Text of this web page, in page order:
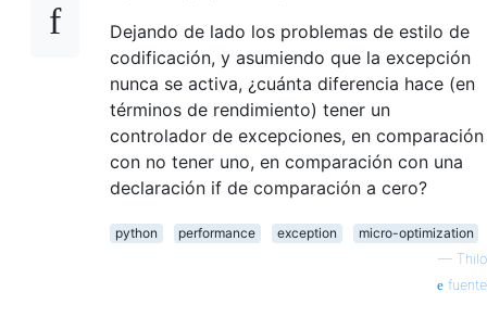
Dejando de lado los problemas de estilo de
codificación, y asumiendo que la excepción
nunca se activa, ¿cuánta diferencia hace (en
términos de rendimiento) tener un
controlador de excepciones, en comparación
con no tener uno, en comparación con una
declaración if de comparación a cero?
python performance exception
micro-optimization
— Thilo
fuente